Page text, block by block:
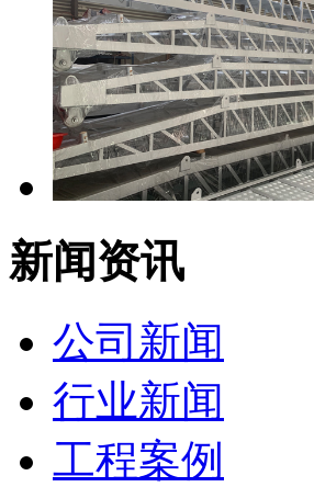
新闻资讯
公司新闻
行业新闻
工程案例